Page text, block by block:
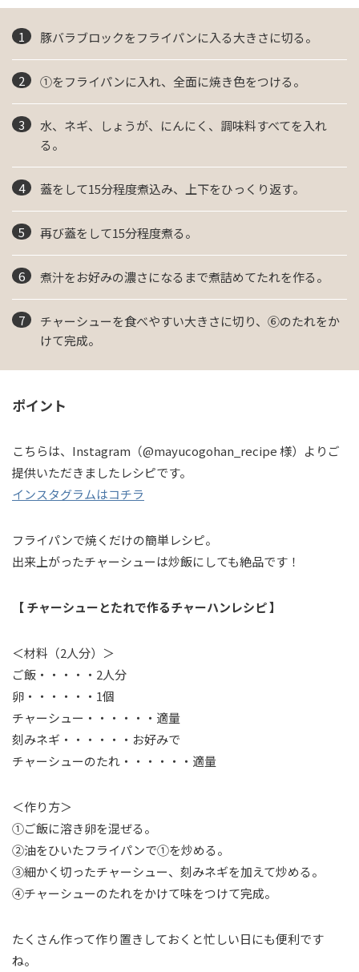
豚バラブロックをフライパンに入る大きさに切る。
①をフライパンに入れ、全面に焼き色をつける。
水、ネギ、しょうが、にんにく、調味料すべてを入れ
る。
蓋をして15分程度煮込み、上下をひっくり返す。
再び蓋をして15分程度煮る。
煮汁をお好みの濃さになるまで煮詰めてたれを作る。
チャーシューを食べやすい大きさに切り、⑥のたれをか
けて完成。
ポイント
こちらは、Instagram（@mayucogohan_recipe 様）よりご
提供いただきましたレシピです。
インスタグラムはコチラ
フライパンで焼くだけの簡単レシピ。
出来上がったチャーシューは炒飯にしても絶品です！
【 チャーシューとたれで作るチャーハンレシピ 】
＜材料（2人分）＞
ご飯・・・・・2人分
卵・・・・・・1個
チャーシュー・・・・・・適量
刻みネギ・・・・・・お好みで
チャーシューのたれ・・・・・・適量
＜作り方＞
①ご飯に溶き卵を混ぜる。
②油をひいたフライパンで①を炒める。
③細かく切ったチャーシュー、刻みネギを加えて炒める。
④チャーシューのたれをかけて味をつけて完成。
たくさん作って作り置きしておくと忙しい日にも便利です
ね。